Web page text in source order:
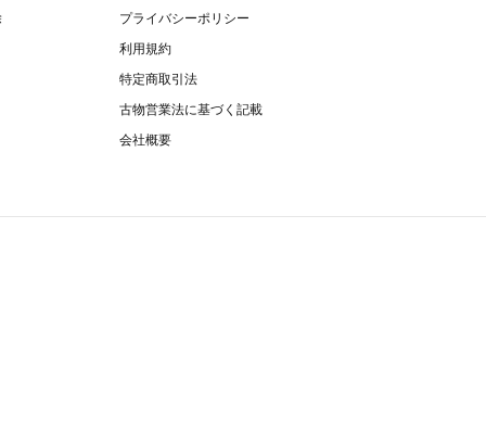
プライバシーポリシー
利用規約
特定商取引法
古物営業法に基づく記載
会社概要